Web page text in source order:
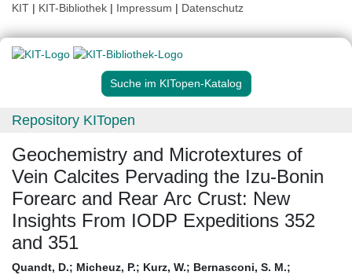
KIT | KIT-Bibliothek | Impressum | Datenschutz
Suche im KITopen-Katalog
Repository KITopen
Geochemistry and Microtextures of
Vein Calcites Pervading the Izu‐Bonin
Forearc and Rear Arc Crust: New
Insights From IODP Expeditions 352
and 351
Quandt, D.; Micheuz, P.; Kurz, W.; Bernasconi, S. M.;